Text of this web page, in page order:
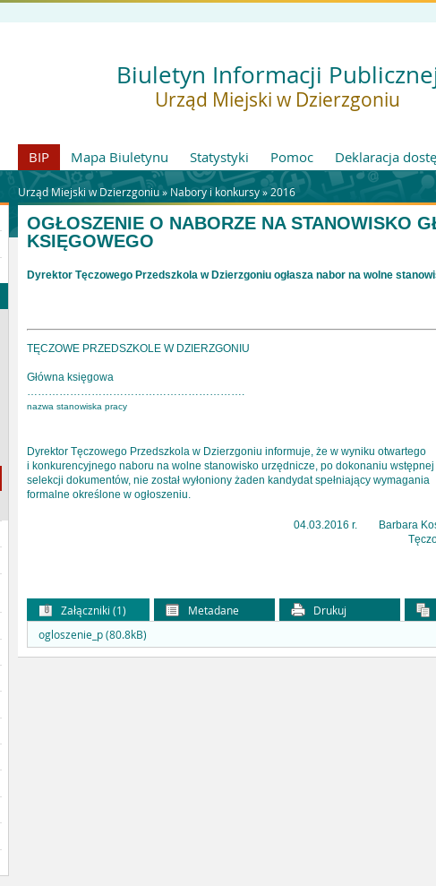
Biuletyn Informacji
Urząd Miejski w Dzierzgoniu
BIP Mapa Biuletynu Statystyki Pomoc Deklaracja
Urząd Miejski w Dzierzgoniu » Nabory i konkursy»2016
OGŁOSZENIE O NABORZE NA STANOWISKO
KSIĘGOWEGO
Dyrektor Tęczowego Przedszkola w Dzierzgoniu ogłasza nabor na wolne
TĘCZOWE PRZEDSZKOLE W DZIERZGONIU
Główna księgowa
…………………………………………………….
nazwa stanowiska pracy
Dyrektor Tęczowego Przedszkola w Dzierzgoniu informuje, że w wyniku otwartego
i konkurencyjnego naboru na wolne stanowisko urzędnicze, po dokonaniu wstępnej
selekcji dokumentów, nie został wyłoniony żaden kandydat spełniający wymagania
formalne określone w ogłoszeniu.
04.03.2016 r. Barbara
Załączniki (1) Metadane Drukuj
ogloszenie_p (80.8kB)